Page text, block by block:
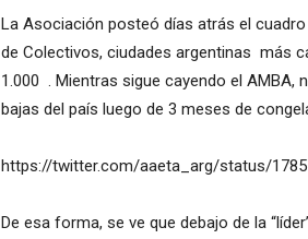
La Asociación posteó días atrás el
de Colectivos, ciudades argentinas más
1.000 . Mientras sigue cayendo el
bajas del país luego de 3 meses de
https://twitter.com/aaeta_arg/status/
De esa forma, se ve que debajo de la